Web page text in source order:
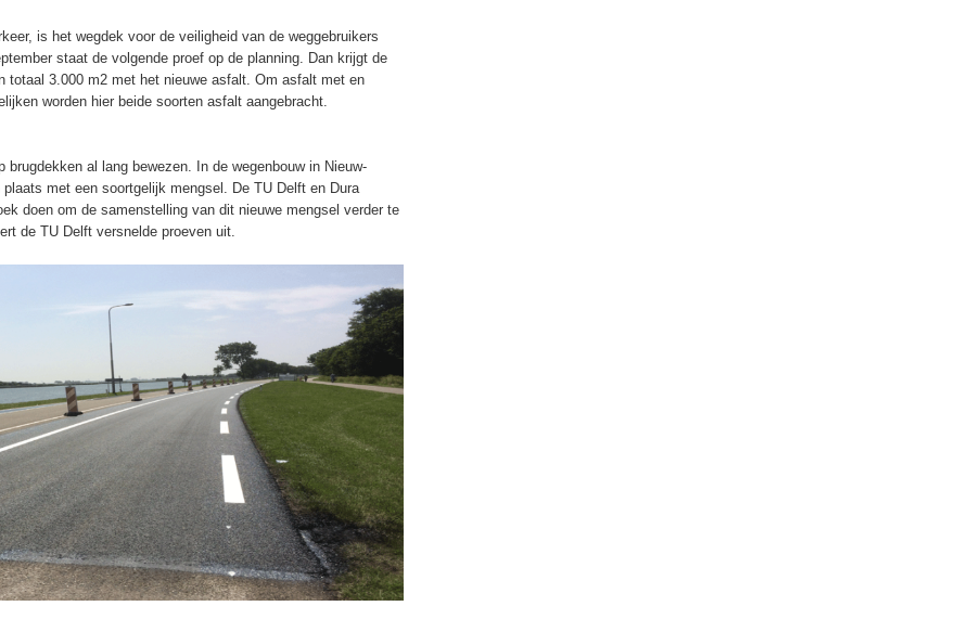
is het wegdek voor de veiligheid van de weggebruikers
staat de volgende proef op de planning. Dan krijgt de
totaal 3.000 m2 met het nieuwe asfalt. Om asfalt met en
worden hier beide soorten asfalt aangebracht.
al lang bewezen. In de wegenbouw in Nieuw-
met een soortgelijk mengsel. De TU Delft en Dura
doen om de samenstelling van dit nieuwe mengsel verder te
de TU Delft versnelde proeven uit.